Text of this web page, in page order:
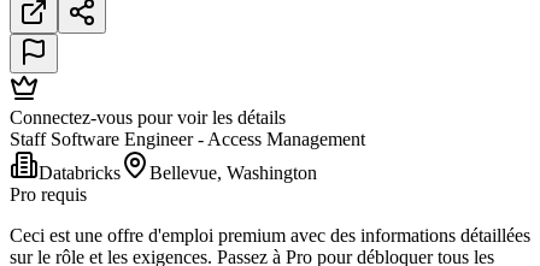
Connectez-vous pour voir les détails
Staff Software Engineer - Access Management
Databricks
Bellevue, Washington
Pro requis
Ceci est une offre d'emploi premium avec des informations détaillées
sur le rôle et les exigences. Passez à Pro pour débloquer tous les